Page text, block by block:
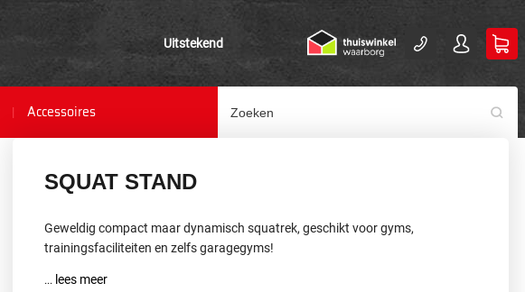
Uitstekend
Accessoires
SQUAT STAND
Geweldig compact maar dynamisch squatrek, geschikt voor gyms,
trainingsfaciliteiten en zelfs garagegyms!
... lees meer